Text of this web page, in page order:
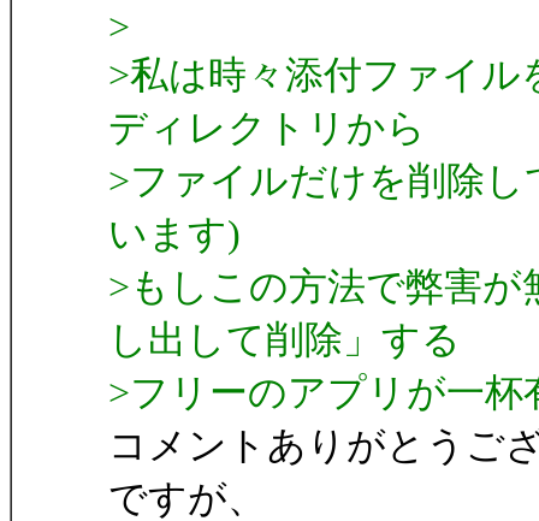
>
>私は時々添付ファイ
ディレクトリから
>ファイルだけを削除
います)
>もしこの方法で弊害
し出して削除」する
>フリーのアプリが一
コメントありがとうご
ですが、